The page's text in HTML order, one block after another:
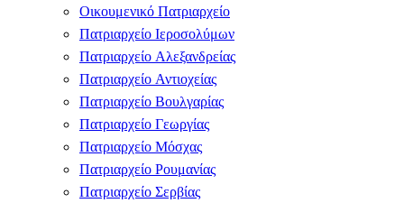
Οικουμενικό Πατριαρχείο
Πατριαρχείο Ιεροσολύμων
Πατριαρχείο Αλεξανδρείας
Πατριαρχείο Αντιοχείας
Πατριαρχείο Βουλγαρίας
Πατριαρχείο Γεωργίας
Πατριαρχείο Μόσχας
Πατριαρχείο Ρουμανίας
Πατριαρχείο Σερβίας